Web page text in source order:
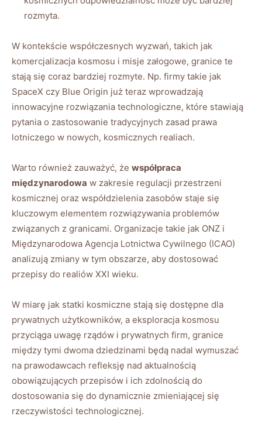
rozmyta.
W kontekście współczesnych wyzwań, takich jak
komercjalizacja kosmosu i misje załogowe, granice te
stają się coraz bardziej rozmyte. Np. firmy takie jak
SpaceX czy Blue Origin już teraz wprowadzają
innowacyjne rozwiązania technologiczne, które stawiają
pytania o zastosowanie tradycyjnych zasad prawa
lotniczego w nowych, kosmicznych realiach.
Warto również zauważyć, że współpraca
międzynarodowa w zakresie regulacji przestrzeni
kosmicznej oraz współdzielenia zasobów staje się
kluczowym elementem rozwiązywania problemów
związanych z granicami. Organizacje takie jak ONZ i
Międzynarodowa Agencja Lotnictwa Cywilnego (ICAO)
analizują zmiany w tym obszarze, aby dostosować
przepisy do realiów XXI wieku.
W miarę jak statki kosmiczne stają się dostępne dla
prywatnych użytkowników, a eksploracja kosmosu
przyciąga uwagę rządów i prywatnych firm, granice
między tymi dwoma dziedzinami będą nadal wymuszać
na prawodawcach refleksję nad aktualnością
obowiązujących przepisów i ich zdolnością do
dostosowania się do dynamicznie zmieniającej się
rzeczywistości technologicznej.